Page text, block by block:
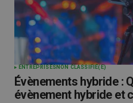
ENTREPRISESNON CLASSIFIÉ(E)
Évènements hybride :
évènement hybride et